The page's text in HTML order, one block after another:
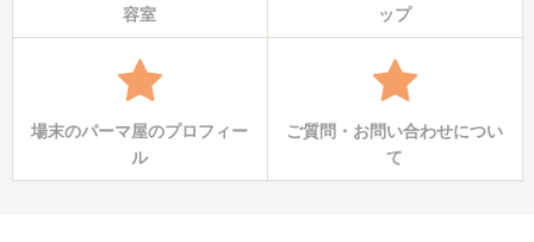
容室
ップ
場末のパーマ屋のプロフィー
ル
ご質問・お問い合わせについ
て